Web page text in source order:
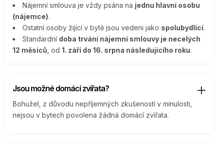
Nájemní smlouva je vždy psána na jednu hlavní osobu
(nájemce).
Ostatní osoby žijící v bytě jsou vedeni jako spolubydlící.
Standardní doba trvání nájemní smlouvy je necelých
12 měsíců , od 1. září do 16. srpna následujícího roku.
Jsou možné domácí zvířata?
Bohužel, z důvodu nepříjemných zkušeností v minulosti,
nejsou v bytech povolena žádná domácí zvířata.